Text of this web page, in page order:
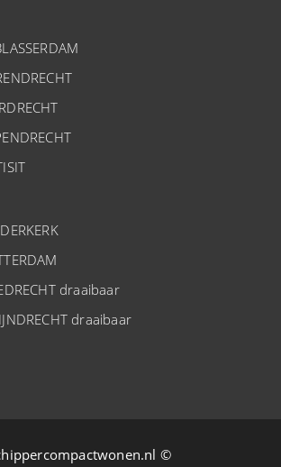
draaibaar
draaibaar
©